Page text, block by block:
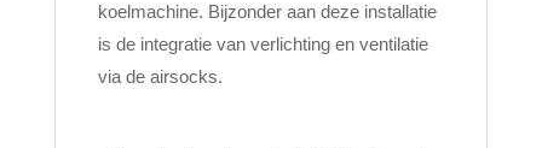
koelmachine. Bijzonder aan deze installatie
is de integratie van verlichting en ventilatie
via de airsocks.